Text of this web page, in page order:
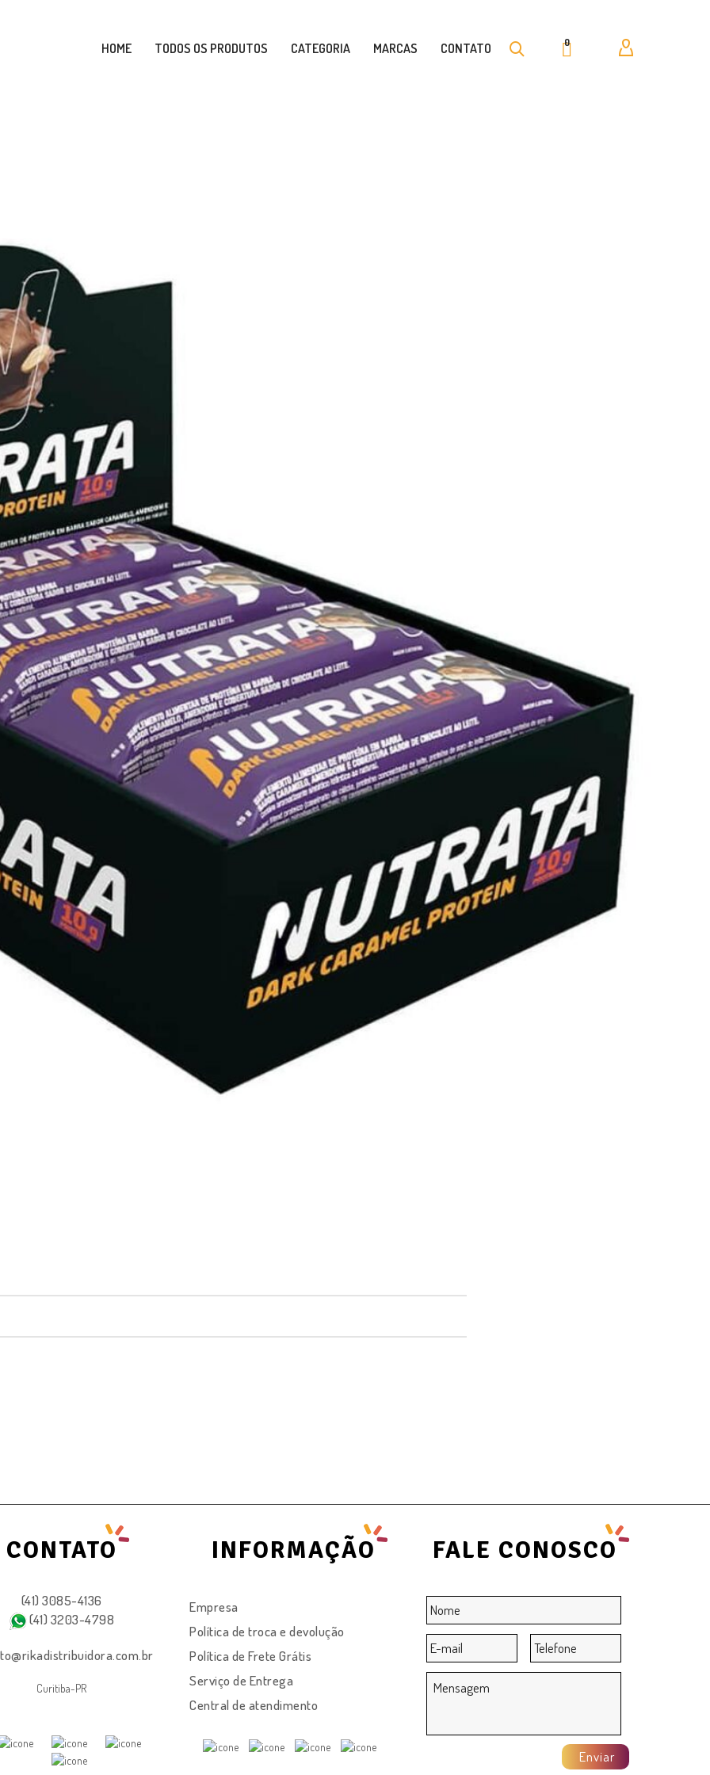
0
HOME TODOS OS PRODUTOS CATEGORIA MARCAS CONTATO
CONTATO
(41) 3085-4136
(41) 3203-4798
Curitiba-PR
INFORMAÇÃO
Empresa
Política de troca e devolução
Política de Frete Grátis
Serviço de Entrega
Central de atendimento
FALE CONOSCO
Nome *
E-
mail *
Telefone
Mensagem